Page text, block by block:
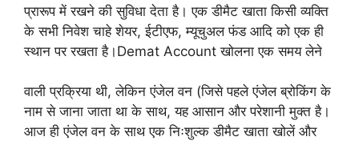
प्रारूप में रखने की सुविधा देता है। एक डीमैट खाता किसी व्यक्ति
के सभी निवेश चाहे शेयर, ईटीएफ, म्यूचुअल फंड आदि को एक ही
स्थान पर रखता है।Demat Account खोलना एक समय लेने
वाली प्रक्रिया थी, लेकिन एंजेल वन (जिसे पहले एंजेल ब्रोकिंग के
नाम से जाना जाता था के साथ, यह आसान और परेशानी मुक्त है।
आज ही एंजेल वन के साथ एक निःशुल्क डीमैट खाता खोलें और